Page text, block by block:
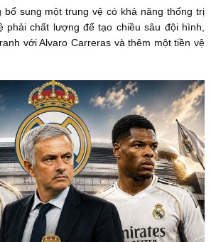
bổ sung một trung vệ có khả năng thống trị
phải chất lượng để tạo chiều sâu đội hình,
với Alvaro Carreras và thêm một tiền vệ